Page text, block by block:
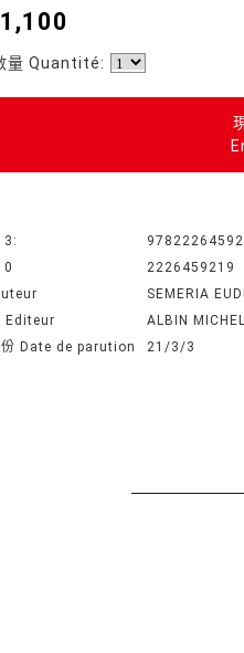
1,100
量 Quantité:
2226459219
SEMERIA
Editeur
ALBIN MICHEL
份 Date de parution
21/3/3